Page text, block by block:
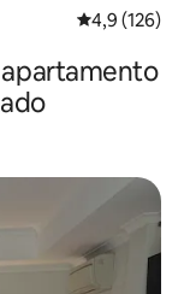
4,9 de uma
4,9 (126)